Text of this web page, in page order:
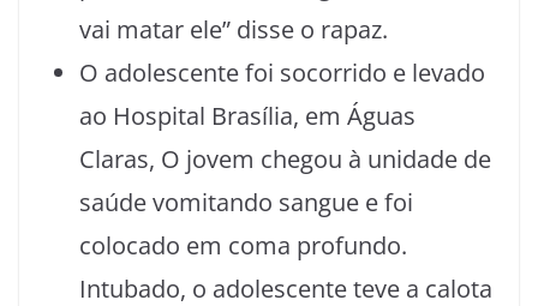
vai matar ele” disse o rapaz.
O adolescente foi socorrido e levado
ao Hospital Brasília, em Águas
Claras, O jovem chegou à unidade de
saúde vomitando sangue e foi
colocado em coma profundo.
Intubado, o adolescente teve a calota